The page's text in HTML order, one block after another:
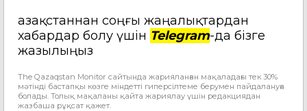
Қазақстаннан соңғы жаңалықтардан
хабардар болу үшін Telegram-да бізге
жазылыңыз
The Qazaqstan Monitor сайтында жарияланған мақаладағы тек 30%
мәтінді бастапқы көзге міндетті гиперсілтеме берумен пайдалануға
болады. Толық мақаланы қайта жариялау үшін редакциядан
жазбаша рұқсат қажет.